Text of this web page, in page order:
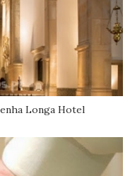
Longa Hotel